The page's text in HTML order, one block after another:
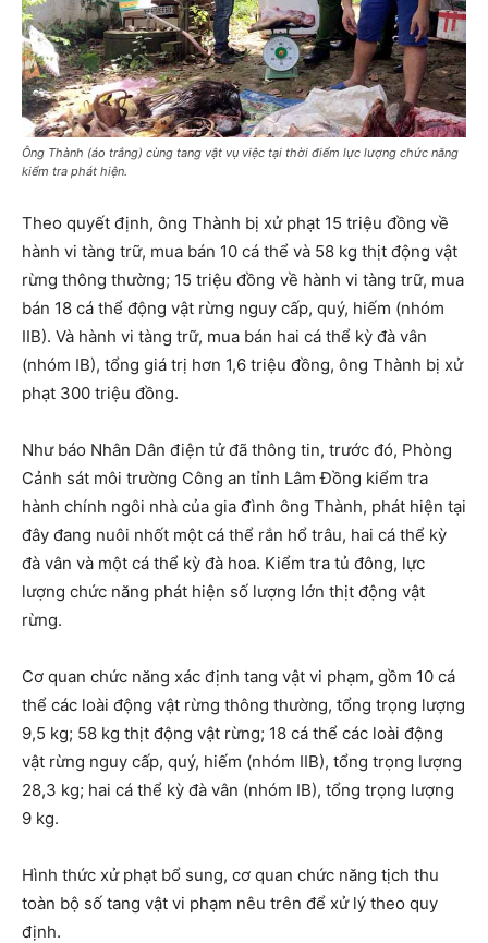
Ông Thành (áo trắng) cùng tang vật vụ việc tại thời điểm lực lượng chức năng
kiểm tra phát hiện.
Theo quyết định, ông Thành bị xử phạt 15 triệu đồng về
hành vi tàng trữ, mua bán 10 cá thể và 58 kg thịt động vật
rừng thông thường; 15 triệu đồng về hành vi tàng trữ, mua
bán 18 cá thể động vật rừng nguy cấp, quý, hiếm (nhóm
IIB). Và hành vi tàng trữ, mua bán hai cá thể kỳ đà vân
(nhóm IB), tổng giá trị hơn 1,6 triệu đồng, ông Thành bị xử
phạt 300 triệu đồng.
Như báo Nhân Dân điện tử đã thông tin, trước đó, Phòng
Cảnh sát môi trường Công an tỉnh Lâm Đồng kiểm tra
hành chính ngôi nhà của gia đình ông Thành, phát hiện tại
đây đang nuôi nhốt một cá thể rắn hổ trâu, hai cá thể kỳ
đà vân và một cá thể kỳ đà hoa. Kiểm tra tủ đông, lực
lượng chức năng phát hiện số lượng lớn thịt động vật
rừng.
Cơ quan chức năng xác định tang vật vi phạm, gồm 10 cá
thể các loài động vật rừng thông thường, tổng trọng lượng
9,5 kg; 58 kg thịt động vật rừng; 18 cá thể các loài động
vật rừng nguy cấp, quý, hiếm (nhóm IIB), tổng trọng lượng
28,3 kg; hai cá thể kỳ đà vân (nhóm IB), tổng trọng lượng
9 kg.
Hình thức xử phạt bổ sung, cơ quan chức năng tịch thu
toàn bộ số tang vật vi phạm nêu trên để xử lý theo quy
định.